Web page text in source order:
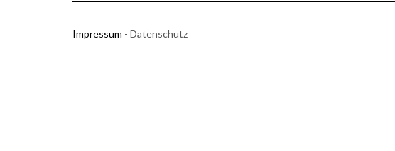
Impressum - Datenschutz